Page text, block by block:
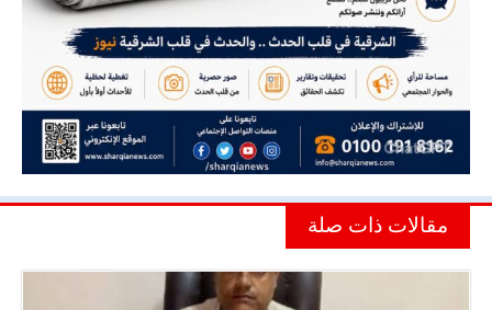
مقالات ذات صلة